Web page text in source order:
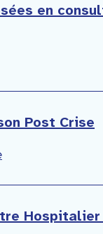
en
Post Crise
Hospitalier